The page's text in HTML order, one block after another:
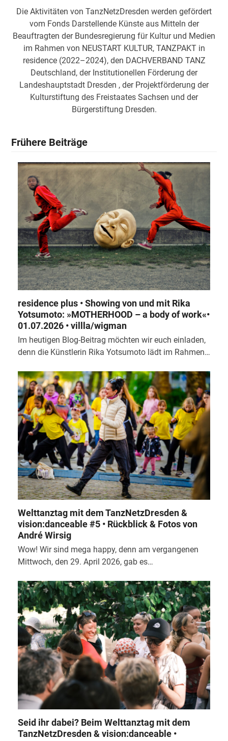
Die Aktivitäten von TanzNetzDresden werden gefördert
vom Fonds Darstellende Künste aus Mitteln der
Beauftragten der Bundesregierung für Kultur und Medien
im Rahmen von NEUSTART KULTUR, TANZPAKT in
residence (2022–2024), den DACHVERBAND TANZ
Deutschland, der Institutionellen Förderung der
Landeshauptstadt Dresden , der Projektförderung der
Kulturstiftung des Freistaates Sachsen und der
Bürgerstiftung Dresden.
Frühere Beiträge
residence plus • Showing von und mit Rika
Yotsumoto: »MOTHERHOOD – a body of work«•
01.07.2026 • villla/wigman
Im heutigen Blog-Beitrag möchten wir euch einladen,
denn die Künstlerin Rika Yotsumoto lädt im Rahmen…
Welttanztag mit dem TanzNetzDresden &
vision:danceable #5 • Rückblick & Fotos von
André Wirsig
Wow! Wir sind mega happy, denn am vergangenen
Mittwoch, den 29. April 2026, gab es…
Seid ihr dabei? Beim Welttanztag mit dem
TanzNetzDresden & vision:danceable •